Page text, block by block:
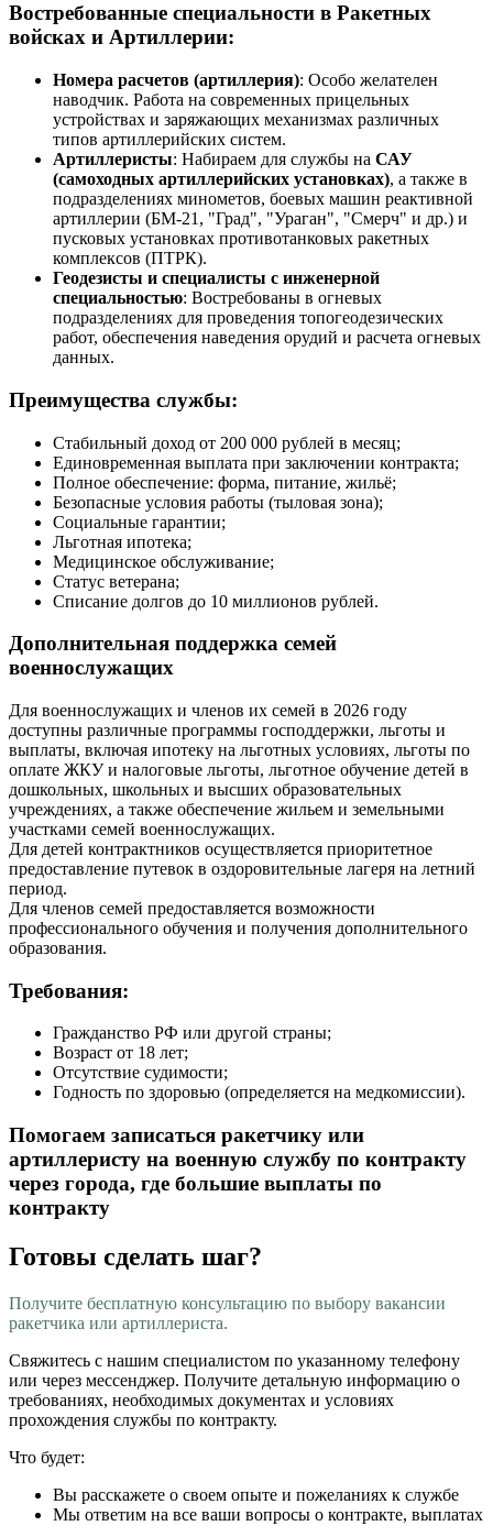
Востребованные специальности в Ракетных
войсках и Артиллерии:
Номера расчетов (артиллерия): Особо желателен
наводчик. Работа на современных прицельных
устройствах и заряжающих механизмах различных
типов артиллерийских систем.
Артиллеристы: Набираем для службы на САУ
(самоходных артиллерийских установках), а также в
подразделениях минометов, боевых машин реактивной
артиллерии (БМ-21, "Град", "Ураган", "Смерч" и др.) и
пусковых установках противотанковых ракетных
комплексов (ПТРК).
Геодезисты и специалисты с инженерной
специальностью: Востребованы в огневых
подразделениях для проведения топогеодезических
работ, обеспечения наведения орудий и расчета огневых
данных.
Преимущества службы:
Стабильный доход от 200 000 рублей в месяц;
Единовременная выплата при заключении контракта;
Полное обеспечение: форма, питание, жильё;
Безопасные условия работы (тыловая зона);
Социальные гарантии;
Льготная ипотека;
Медицинское обслуживание;
Статус ветерана;
Списание долгов до 10 миллионов рублей.
Дополнительная поддержка семей
военнослужащих
Для военнослужащих и членов их семей в 2026 году
доступны различные программы господдержки, льготы и
выплаты, включая ипотеку на льготных условиях, льготы по
оплате ЖКУ и налоговые льготы, льготное обучение детей в
дошкольных, школьных и высших образовательных
учреждениях, а также обеспечение жильем и земельными
участками семей военнослужащих.
Для детей контрактников осуществляется приоритетное
предоставление путевок в оздоровительные лагеря на летний
период.
Для членов семей предоставляется возможности
профессионального обучения и получения дополнительного
образования.
Требования:
Гражданство РФ или другой страны;
Возраст от 18 лет;
Отсутствие судимости;
Годность по здоровью (определяется на медкомиссии).
Помогаем записаться ракетчику или
артиллеристу на военную службу по контракту
через города, где большие выплаты по
контракту
Готовы сделать шаг?
Получите бесплатную консультацию по выбору вакансии
ракетчика или артиллериста.
Свяжитесь с нашим специалистом по указанному телефону
или через мессенджер. Получите детальную информацию о
требованиях, необходимых документах и условиях
прохождения службы по контракту.
Что будет:
Вы расскажете о своем опыте и пожеланиях к службе
Мы ответим на все ваши вопросы о контракте, выплатах